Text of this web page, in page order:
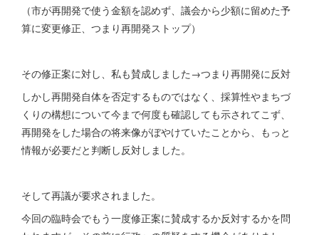
（市が再開発で使う金額を認めず、議会から少額に留めた予
算に変更修正、つまり再開発ストップ）
その修正案に対し、私も賛成しました→つまり再開発に反対
しかし再開発自体を否定するものではなく、採算性やまちづ
くりの構想について今まで何度も確認しても示されてこず、
再開発をした場合の将来像がぼやけていたことから、もっと
情報が必要だと判断し反対しました。
そして再議が要求されました。
今回の臨時会でもう一度修正案に賛成するか反対するかを問